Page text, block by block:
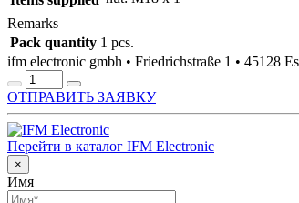
Remarks
Pack quantity 1 pcs.
ifm electronic gmbh • Friedrichstraße 1 •
ОТПРАВИТЬ ЗАЯВКУ
Перейти в каталог IFM Electronic
×
Имя